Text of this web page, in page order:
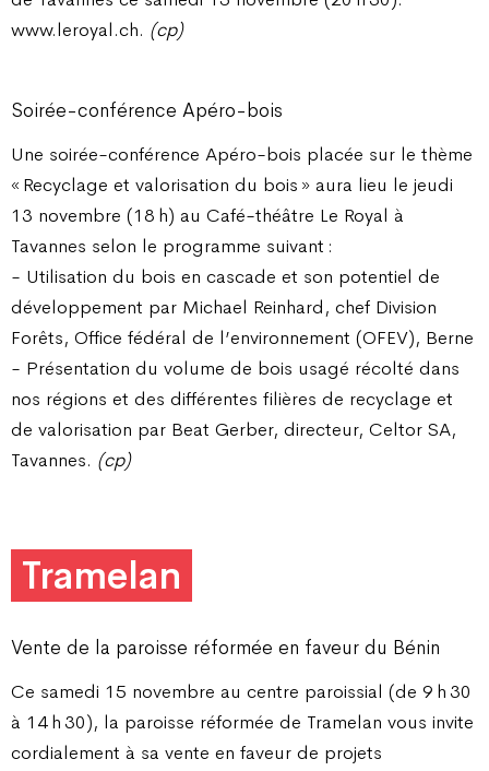
www.leroyal.ch. (cp)
Soirée-conférence Apéro-bois
Une soirée-conférence Apéro-bois placée sur le thème
« Recyclage et valorisation du bois » aura lieu le jeudi
13 novembre (18 h) au Café-théâtre Le Royal à
Tavannes selon le programme suivant :
- Utilisation du bois en cascade et son potentiel de
développement par Michael Reinhard, chef Division
Forêts, Office fédéral de l’environnement (OFEV), Berne
- Présentation du volume de bois usagé récolté dans
nos régions et des différentes filières de recyclage et
de valorisation par Beat Gerber, directeur, Celtor SA,
Tavannes. (cp)
Tramelan
Vente de la paroisse réformée en faveur du Bénin
Ce samedi 15 novembre au centre paroissial (de 9 h 30
à 14 h 30), la paroisse réformée de Tramelan vous invite
cordialement à sa vente en faveur de projets